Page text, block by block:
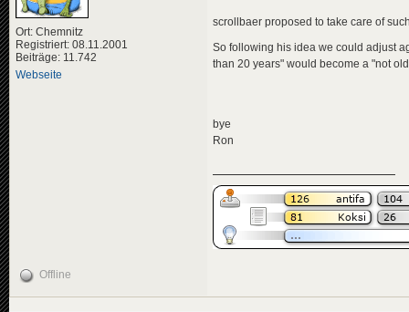
Ort: Chemnitz
Registriert: 08.11.2001
Beiträge: 11.742
Webseite
scrollbaer proposed to take care of
So following his idea we could adjust
than 20 years" would become a "not
bye
Ron
Offline